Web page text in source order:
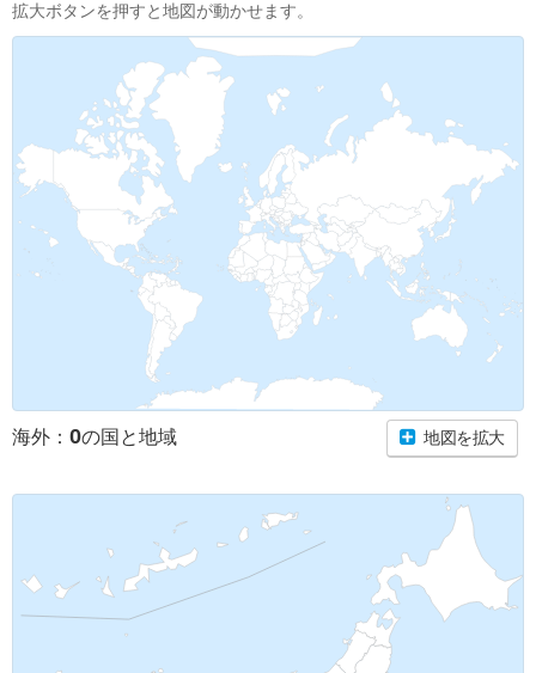
拡大ボタンを押すと地図が動かせます。
海外： 0の国と地域 地図を拡大